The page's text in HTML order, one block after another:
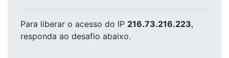
Para liberar o acesso do IP 216.73.216.223,
responda ao desafio abaixo.